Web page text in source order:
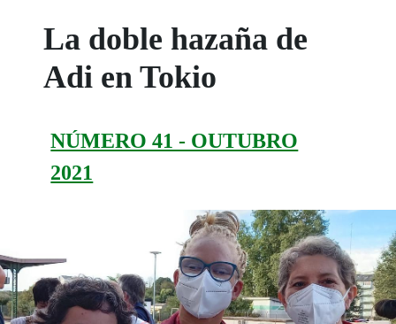
La doble hazaña de
Adi en Tokio
NÚMERO 41 - OUTUBRO
2021